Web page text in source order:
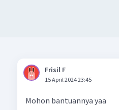
Frisil F
15 April 2024 23:45
Mohon bantuannya yaa